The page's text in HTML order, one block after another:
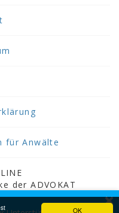
OK
für Anwälte
der ADVOKAT
& Greiter GmbH.
×